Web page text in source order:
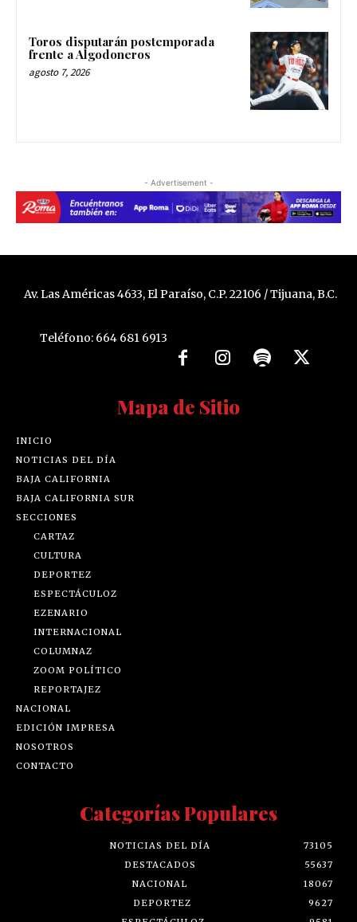
Toros disputarán postemporada
frente a Algodoneros
agosto 7, 2026
- Advertisement -
Av. Las Américas 4633, El Paraíso, C.P. 22106 / Tijuana, B.C.
Teléfono: 664 681 6913
Mapa de Sitio
INICIO
NOTICIAS DEL DÍA
BAJA CALIFORNIA
BAJA CALIFORNIA SUR
SECCIONES
CARTAZ
CULTURA
DEPORTEZ
ESPECTÁCULOZ
EZENARIO
INTERNACIONAL
COLUMNAZ
ZOOM POLÍTICO
REPORTAJEZ
NACIONAL
EDICIÓN IMPRESA
NOSOTROS
CONTACTO
Categorías Populares
NOTICIAS DEL DÍA
73105
DESTACADOS
55637
NACIONAL
18067
DEPORTEZ
9627